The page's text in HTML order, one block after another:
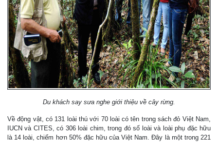
Du khách say sưa nghe giới thiệu về cây rừng.
Về động vật, có 131 loài thú với 70 loài có tên trong sách đỏ Việt Nam,
IUCN và CITES, có 306 loài chim, trong đó số loài và loài phụ đặc hữu
là 14 loài, chiếm hơn 50% đặc hữu của Việt Nam. Đây là một trong 221